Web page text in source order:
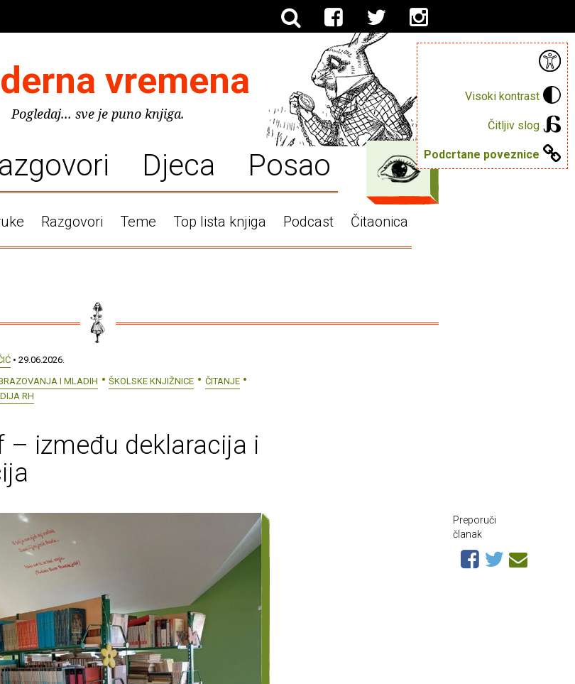
Visoki kontrast
Čitljiv slog
Podcrtane poveznice
vremena
Pogledaj... sve je puno knjiga.
Djeca Posao
Razgovori Teme Top lista knjiga Podcast Čitaonica
• 29.06.2026.
I MLADIH
ŠKOLSKE KNJIŽNICE
ČITANJE
RH
– između deklaracija i
Preporuči
članak